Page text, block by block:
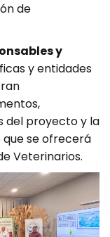
de
y
y entidades
del proyecto y la
se ofrecerá
Veterinarios.